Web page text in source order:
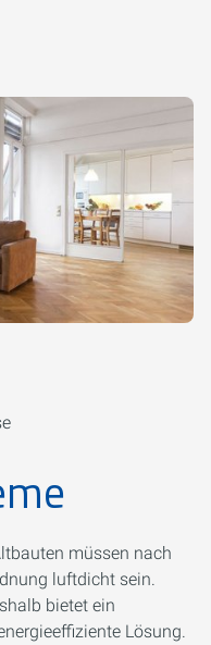
müssen nach
luftdicht sein.
bietet ein
Lösung.